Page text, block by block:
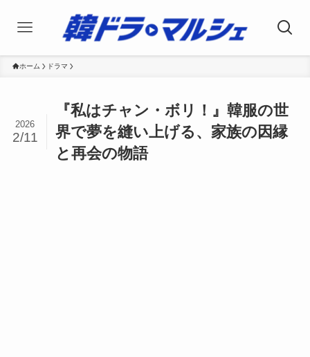
ホーム ドラマ
『私はチャン・ボリ！』韓服の世
界で夢を縫い上げる、家族の因縁
と再会の物語
2026
2/11